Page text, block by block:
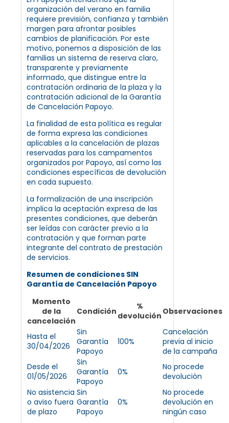
organización del verano en familia
requiere previsión, confianza y también
margen para afrontar posibles
cambios de planificación. Por este
motivo, ponemos a disposición de las
familias un sistema de reserva claro,
transparente y previamente
informado, que distingue entre la
contratación ordinaria de la plaza y la
contratación adicional de la Garantía
de Cancelación Papoyo.
La finalidad de esta política es regular
de forma expresa las condiciones
aplicables a la cancelación de plazas
reservadas para los campamentos
organizados por Papoyo, así como las
condiciones específicas de devolución
en cada supuesto.
La formalización de una inscripción
implica la aceptación expresa de las
presentes condiciones, que deberán
ser leídas con carácter previo a la
contratación y que forman parte
integrante del contrato de prestación
de servicios.
Resumen de condiciones SIN
Garantía de Cancelación Papoyo
Momento
de la
cancelación
Condición
%
devolución Observaciones
Hasta el
30/04/2026
Sin
Garantía
Papoyo
100%
Cancelación
previa al inicio
de la campaña
Desde el
01/05/2026
Sin
Garantía
Papoyo
0%
No procede
devolución
No asistencia
o aviso fuera
de plazo
Sin
Garantía
Papoyo
0%
No procede
devolución en
ningún caso